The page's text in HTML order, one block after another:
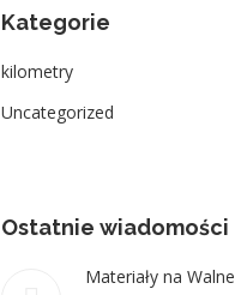
Kategorie
kilometry
Uncategorized
Ostatnie wiadomości
Materiały na Walne